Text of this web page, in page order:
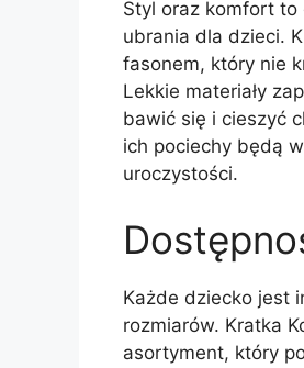
Styl oraz komfort
ubrania dla dzieci.
fasonem, który nie
Lekkie materiały
bawić się i cieszyć
ich pociechy będą
uroczystości.
Każde dziecko jest
rozmiarów. Kratka
asortyment, który